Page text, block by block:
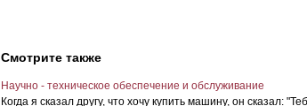
Смотрите также
Научно - техническое обеспечение и обслуживание
Когда я сказал другу, что хочу купить машину, он сказал: